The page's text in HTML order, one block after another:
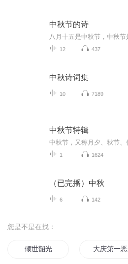
中秋节的诗
12 437
中秋诗词集
10 7189
中秋节特辑
1 1624
（已完播）中秋
6 142
您是不是在找：
倾世韶光 大庆第一恶